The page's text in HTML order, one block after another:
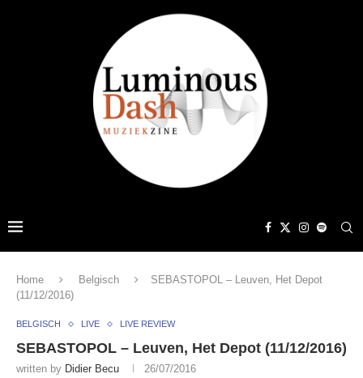
Home Belgisch
SEBASTOPOL – Leuven, Het Depot
(11/12/2016)
BELGISCH LIVE LIVE REVIEW
SEBASTOPOL – Leuven, Het Depot (11/12/2016)
written by Didier Becu 26/07/2016